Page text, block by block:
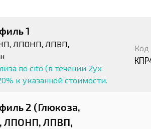
1
ЛПОНП, ЛПВП,
по cito (в течении 2ух
к указанной стоимости.
Код
2 (Глюкоза,
ЛПОНП, ЛПВП,